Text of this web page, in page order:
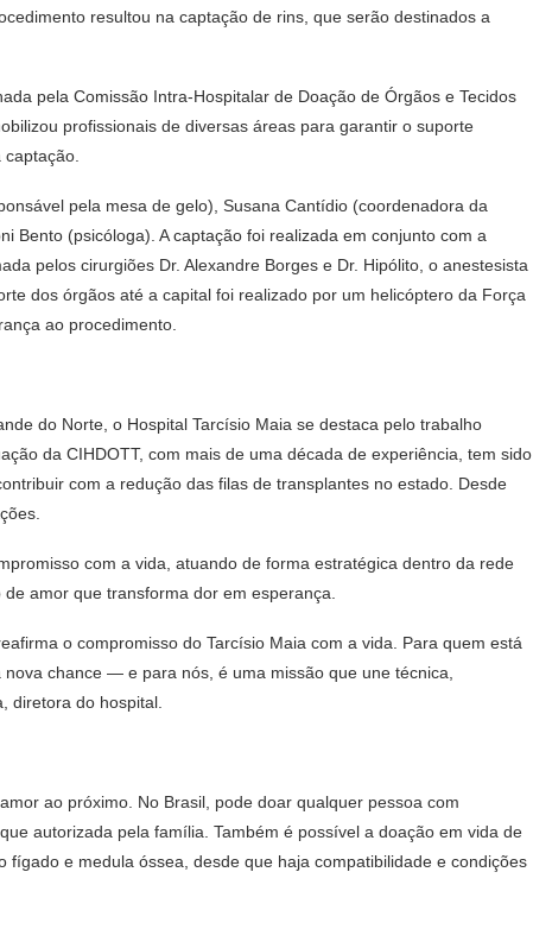
resultou na captação de rins, que serão destinados a
pela Comissão Intra-Hospitalar de Doação de Órgãos e Tecidos
profissionais de diversas áreas para garantir o suporte
pela mesa de gelo), Susana Cantídio (coordenadora da
Bento (psicóloga). A captação foi realizada em conjunto com a
pelos cirurgiões Dr. Alexandre Borges e Dr. Hipólito, o anestesista
dos órgãos até a capital foi realizado por um helicóptero da Força
ao procedimento.
do Norte, o Hospital Tarcísio Maia se destaca pelo trabalho
da CIHDOTT, com mais de uma década de experiência, tem sido
com a redução das filas de transplantes no estado. Desde
com a vida, atuando de forma estratégica dentro da rede
amor que transforma dor em esperança.
o compromisso do Tarcísio Maia com a vida. Para quem está
chance — e para nós, é uma missão que une técnica,
diretora do hospital.
ao próximo. No Brasil, pode doar qualquer pessoa com
autorizada pela família. Também é possível a doação em vida de
e medula óssea, desde que haja compatibilidade e condições